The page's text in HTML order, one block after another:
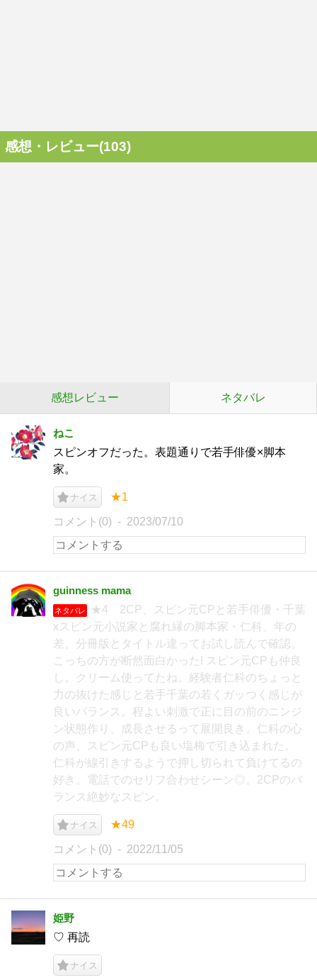
感想・レビュー(103)
感想レビュー ネタバレ
ねこ
スピンオフだった。表題通りで若手俳優×脚本
家。
ナイス ★1
コメント(0) 2023/07/10
guinness mama
ネタバレ
★4 2CP、スピン元CPと若手俳優・千葉
xスピン元小説家と腐れ縁の脚本家・仁科、年の
差。分冊版とタイトル違ってお試し読んで確認。
こっちの方が断然面白かった! スピン元CPも仲良
し。クリーム使ってたね。経験者仁科のちょっと
力の抜けた感じと若手千葉の若くガッつく感じが
良いバランス。程よい刺激で正に目の前のニンジ
ン状態作り、成長させるって展開良き。仁科の心
の声、スピン元CPも良い塩梅で引き込まれた。
仁科が線引きするようで押し切られて負けてるの
好き。電話でのセリフ合わせシーン◎。2CPのバ
ランス絶妙なスピン。
ナイス ★49
コメント(0) 2022/11/05
姫野
♡ 再読
ナイス